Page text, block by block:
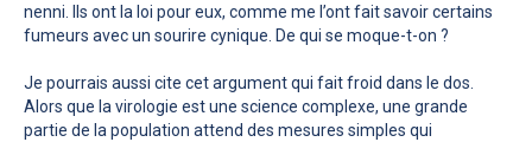
nenni. Ils ont la loi pour eux, comme me l’ont fait savoir certains
fumeurs avec un sourire cynique. De qui se moque-t-on ?
Je pourrais aussi cite cet argument qui fait froid dans le dos.
Alors que la virologie est une science complexe, une grande
partie de la population attend des mesures simples qui